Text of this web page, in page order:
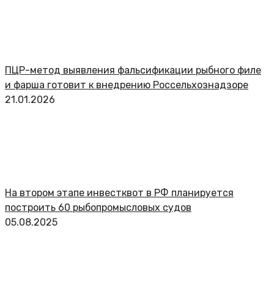
ПЦР-метод выявления фальсификации рыбного филе
и фарша готовит к внедрению Россельхознадзоре
21.01.2026
На втором этапе инвестквот в РФ планируется
построить 60 рыбопромысловых судов
05.08.2025